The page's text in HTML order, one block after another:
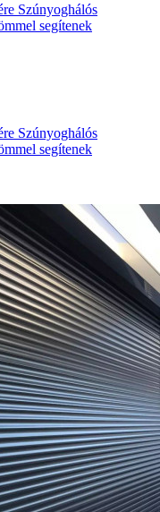
Szúnyoghálós
segítenek
Szúnyoghálós
segítenek